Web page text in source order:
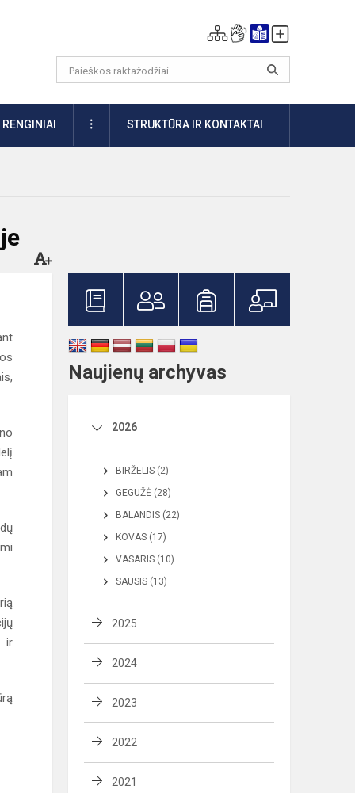
RENGINIAI DAUGIAUSTRUKTŪRA IR KONTAKTAI
ir
Naujienų archyvas
2026
BIRŽELIS (2)
GEGUŽĖ (28)
BALANDIS (22)
KOVAS (17)
VASARIS (10)
SAUSIS (13)
2025
2024
2023
2022
2021